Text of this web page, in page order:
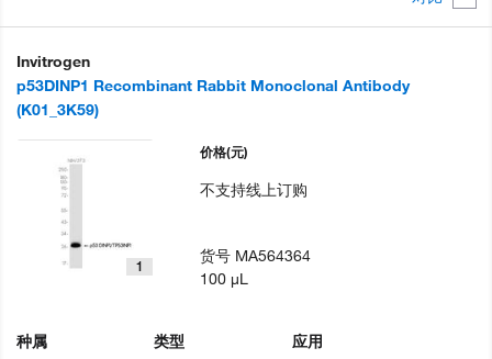
Invitrogen
p53DINP1 Recombinant Rabbit Monoclonal Antibody
(K01_3K59)
1
种属
类型
应用
价格(元)
不支持线上订购
货号 MA564364
100 µL